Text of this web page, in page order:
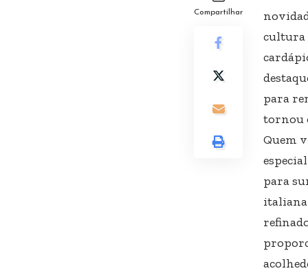
Compartilhar
cultura
para
tornou
Quem
para
italiana